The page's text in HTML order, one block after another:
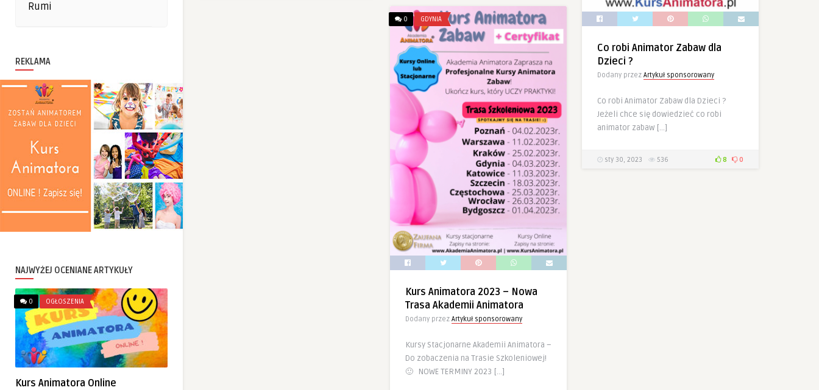
Rumi
REKLAMA
NAJWYŻEJ OCENIANE ARTYKUŁY
0 OGŁOSZENIA
Kurs Animatora Online
Co robi Animator Zabaw dla
Dzieci ?
Dodany przez Artykuł sponsorowany
Co robi Animator Zabaw dla Dzieci ?
Jeżeli chce się dowiedzieć co robi
animator zabaw […]
sty 30, 2023 536 8 0
0 GDYNIA
Kurs Animatora 2023 – Nowa
Trasa Akademii Animatora
Dodany przez Artykuł sponsorowany
Kursy Stacjonarne Akademii Animatora –
Do zobaczenia na Trasie Szkoleniowej!
🙂 NOWE TERMINY 2023 […]